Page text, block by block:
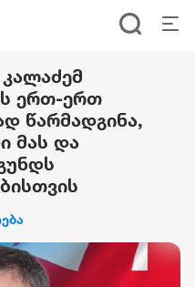
კალაძემ
ერთ-ერთ
წარმადგინა,
მას და